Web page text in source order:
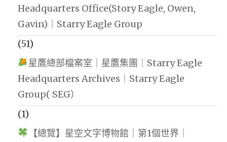
Headquarters Office(Story Eagle, Owen,
Gavin)｜Starry Eagle Group
(51)
星鷹總部檔案室｜星鷹集團｜Starry Eagle
Headquarters Archives｜Starry Eagle
Group( SEG）
(1)
【總覽】星空文字博物館｜第1個世界｜